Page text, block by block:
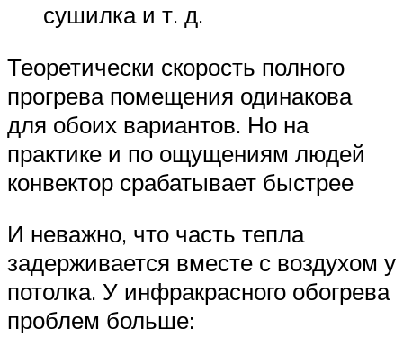
сушилка и т. д.
Теоретически скорость полного
прогрева помещения одинакова
для обоих вариантов. Но на
практике и по ощущениям людей
конвектор срабатывает быстрее
И неважно, что часть тепла
задерживается вместе с воздухом у
потолка. У инфракрасного обогрева
проблем больше: